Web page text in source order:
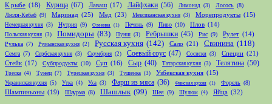
К рыбе (18) Курица (67) Лаваш (17) Лайфхаки (56) Лимонад (3) Лосось (8)
Люля-Кебаб (9) Маринад (25) Мед (23) Мексиканская кухня (3) Морепродукты (15)
Немецкая кухня (3) Нутрия (9) Оленина (1) Печень (9) Пиво (10) Плов (14)
Польская кухня (3) Помидоры (83) Пунш (3) Ребрышки (45) Рис (9) Рулет (14)
Рулька (7) Румынская кухня (2) Русская кухня (142) Сало (21) Свинина (118)
Семга (7) Сербская кухня (3) Скумбрия (2) Соевый соус (47) Сосиски (3) Специи (21)
Стейк (17) Субпродукты (10) Суп (16) Сыр (40) Татарская кухня (3) Телятина (50)
Треска (4) Тунец (7) Турецкая кухня (3) Тушенка (3) Узбекская кухня (15)
Украинская кухня (5) Утка (4) Уха (3) Фарш из мяса (36) Финская кухня (1) Форель (8)
Шампиньоны (19) Шаурма (8) Шашлык (99) Шея (9) Шулюм (4) Яйца (32)